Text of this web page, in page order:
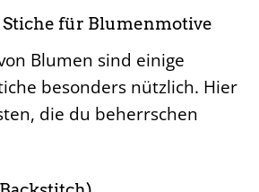
für Blumenmotive
Blumen sind einige
besonders nützlich. Hier
die du beherrschen